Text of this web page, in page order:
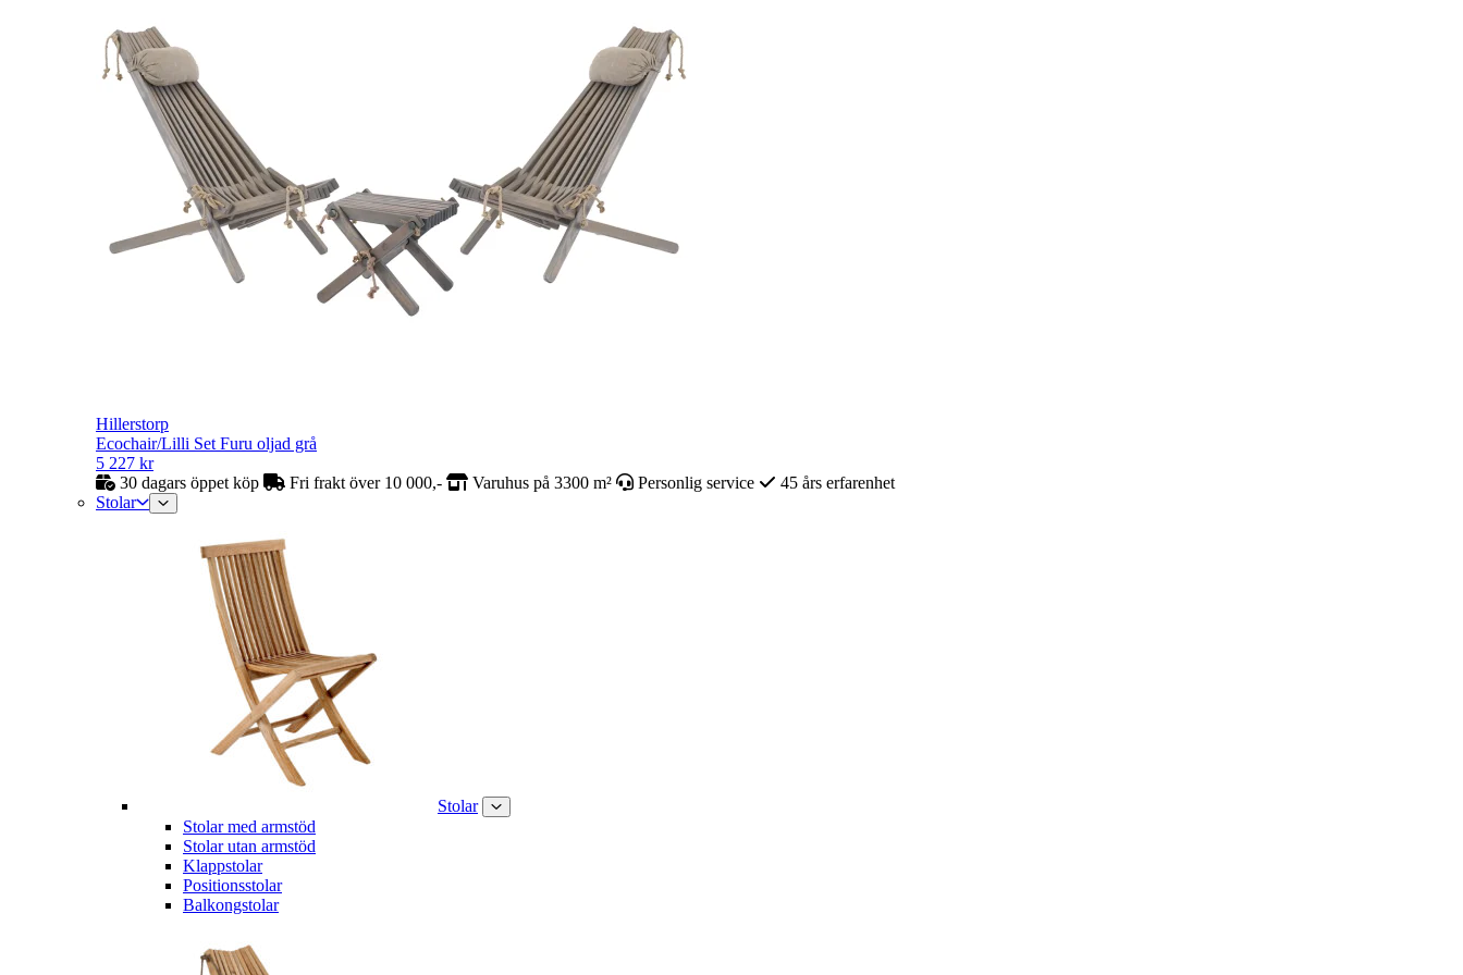
Hillerstorp
Ecochair/Lilli Set Furu oljad grå
5 227 kr
30 dagars öppet köp
Fri frakt över 10 000,- Varuhus på 3300 m² Personlig service
45 års erfarenhet
Stolar
Stolar
Stolar med armstöd
Stolar utan armstöd
Klappstolar
Positionsstolar
Balkongstolar